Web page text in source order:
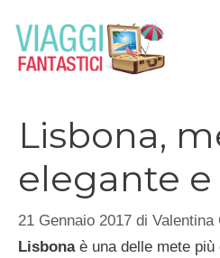
contenuto
Lisbona,
elegante e
21 Gennaio 2017 di Valentina
Lisbonaè una delle mete più